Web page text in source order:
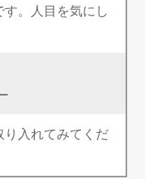
。人目を気にし
り入れてみてくだ